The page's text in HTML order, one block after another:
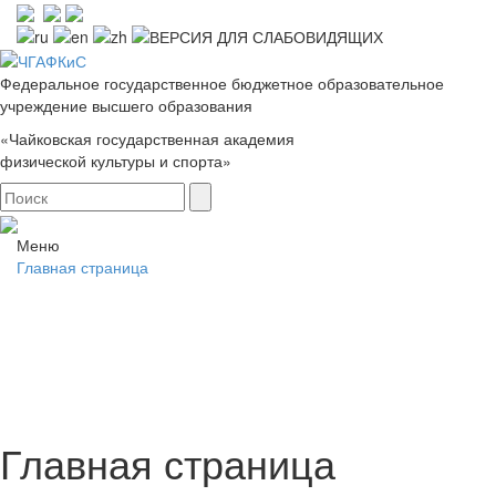
Федеральное государственное бюджетное образовательное
учреждение высшего образования
«Чайковская государственная академия
физической культуры и спорта»
Меню
Главная страница
Главная страница